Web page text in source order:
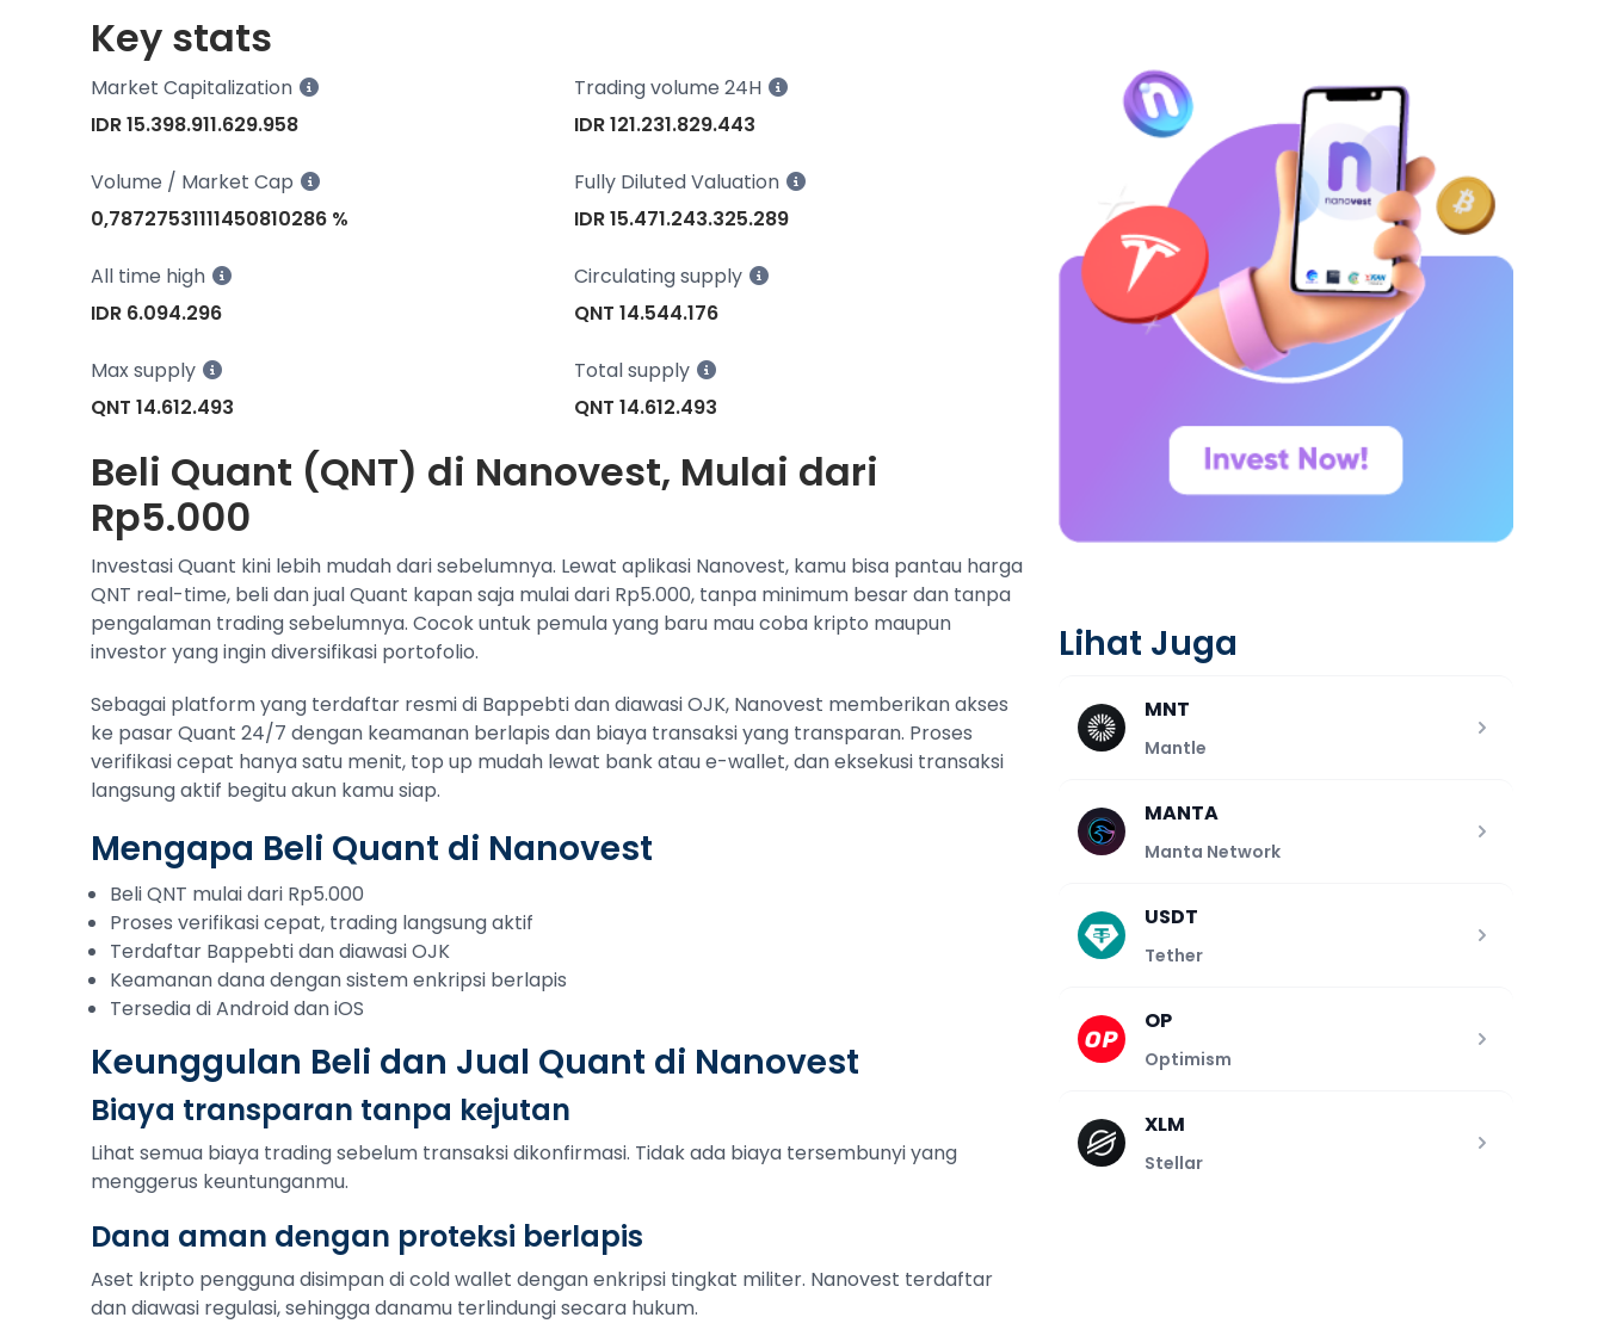
Key stats
Market Capitalization
IDR 15.398.911.629.958
Trading volume 24H
IDR 121.231.829.443
Volume / Market Cap
0,78727531111450810286 %
Fully Diluted Valuation
IDR 15.471.243.325.289
All time high
IDR 6.094.296
Circulating supply
QNT 14.544.176
Max supply
QNT 14.612.493
Total supply
QNT 14.612.493
Beli Quant (QNT) di Nanovest, Mulai dari
Rp5.000
Investasi Quant kini lebih mudah dari sebelumnya. Lewat aplikasi Nanovest, kamu bisa pantau harga
QNT real-time, beli dan jual Quant kapan saja mulai dari Rp5.000, tanpa minimum besar dan tanpa
pengalaman trading sebelumnya. Cocok untuk pemula yang baru mau coba kripto maupun
investor yang ingin diversifikasi portofolio.
Sebagai platform yang terdaftar resmi di Bappebti dan diawasi OJK, Nanovest memberikan akses
ke pasar Quant 24/7 dengan keamanan berlapis dan biaya transaksi yang transparan. Proses
verifikasi cepat hanya satu menit, top up mudah lewat bank atau e-wallet, dan eksekusi transaksi
langsung aktif begitu akun kamu siap.
Mengapa Beli Quant di Nanovest
Beli QNT mulai dari Rp5.000
Proses verifikasi cepat, trading langsung aktif
Terdaftar Bappebti dan diawasi OJK
Keamanan dana dengan sistem enkripsi berlapis
Tersedia di Android dan iOS
Keunggulan Beli dan Jual Quant di Nanovest
Biaya transparan tanpa kejutan
Lihat semua biaya trading sebelum transaksi dikonfirmasi. Tidak ada biaya tersembunyi yang
menggerus keuntunganmu.
Dana aman dengan proteksi berlapis
Aset kripto pengguna disimpan di cold wallet dengan enkripsi tingkat militer. Nanovest terdaftar
dan diawasi regulasi, sehingga danamu terlindungi secara hukum.
jaringannya baru benar-benar mulai beroperasi
Lihat Juga
MNT
Mantle
MANTA
Manta Network
USDT
Tether
OP
Optimism
XLM
Stellar